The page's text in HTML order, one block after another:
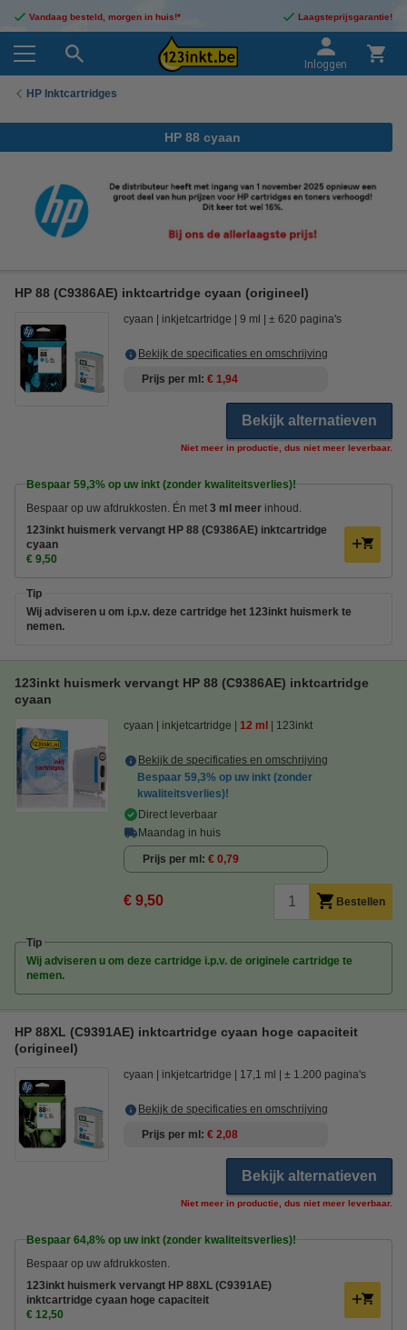
Vandaag besteld, morgen in huis!* Laagsteprijsgarantie!
Inloggen
HP Inktcartridges
HP 88 cyaan
HP 88 (C9386AE) inktcartridge cyaan (origineel)
cyaan inkjetcartridge 9 ml ± 620 pagina's
Bekijk de specificaties en omschrijving
Prijs per ml € 1,94
Bekijk alternatieven
Niet meer in productie, dus niet meer leverbaar.
Bespaar 59,3% op uw inkt (zonder kwaliteitsverlies)!
Bespaar op uw afdrukkosten. Én met 3 ml meer inhoud.
123inkt huismerk vervangt HP 88 (C9386AE) inktcartridge
cyaan
€ 9,50
Tip
Wij adviseren u om i.p.v. deze cartridge het 123inkt huismerk te
nemen.
123inkt huismerk vervangt HP 88 (C9386AE) inktcartridge
cyaan
cyaan inkjetcartridge 12 ml 123inkt
Bekijk de specificaties en omschrijving
Bespaar 59,3% op uw inkt (zonder
kwaliteitsverlies)!
Direct leverbaar
Maandag in huis
Prijs per ml € 0,79
€ 9,50 Bestellen
Tip
Wij adviseren u om deze cartridge i.p.v. de originele cartridge te
nemen.
HP 88XL (C9391AE) inktcartridge cyaan hoge capaciteit
(origineel)
cyaan inkjetcartridge 17,1 ml ± 1.200 pagina's
Bekijk de specificaties en omschrijving
Prijs per ml € 2,08
Bekijk alternatieven
Niet meer in productie, dus niet meer leverbaar.
Bespaar 64,8% op uw inkt (zonder kwaliteitsverlies)!
Bespaar op uw afdrukkosten.
123inkt huismerk vervangt HP 88XL (C9391AE)
inktcartridge cyaan hoge capaciteit
€ 12,50